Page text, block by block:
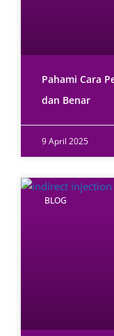
Pahami Cara
dan Benar
9 April 2025
BLOG